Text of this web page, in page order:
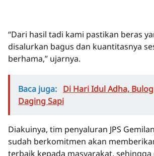
“Dari hasil tadi kami pastikan beras
disalurkan bagus dan kuantitasnya
berhama,” ujarnya.
Baca juga: Di Hari Idul Adha,
Daging Sapi
Diakuinya, tim penyaluran JPS
sudah berkomitmen akan
terbaik kepada masyarakat,